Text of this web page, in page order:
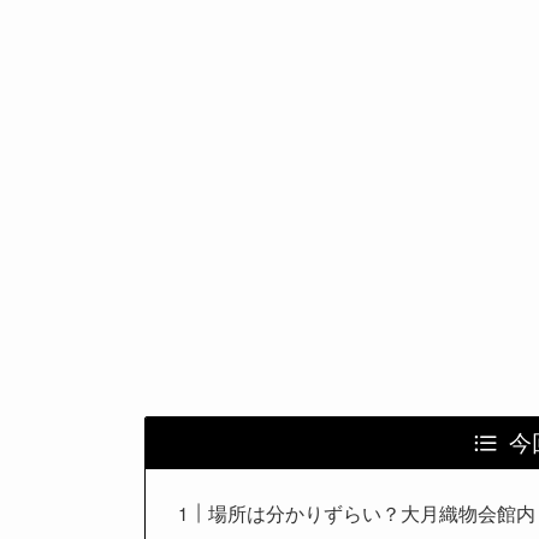
今
場所は分かりずらい？大月織物会館内